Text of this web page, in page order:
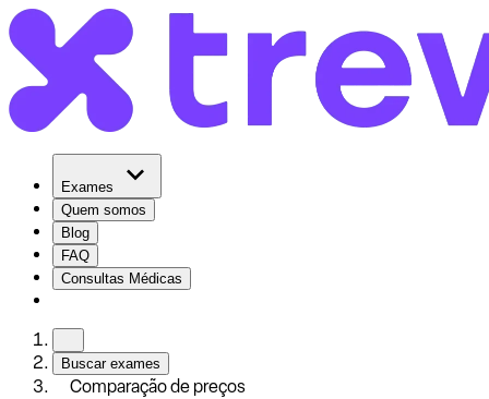
Exames
Quem somos
Blog
FAQ
Consultas Médicas
Buscar exames
Comparação de preços